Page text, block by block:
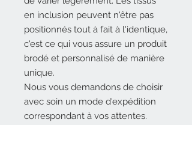
en inclusion peuvent n'être pas
positionnés tout à fait à l'identique,
c'est ce qui vous assure un produit
brodé et personnalisé de manière
unique.
Nous vous demandons de choisir
avec soin un mode d'expédition
correspondant à vos attentes.